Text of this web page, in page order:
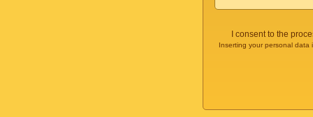
I consent to the
Inserting your personal